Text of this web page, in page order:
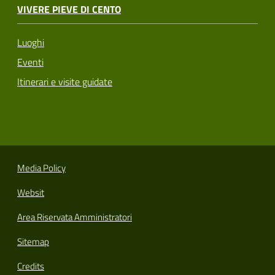
VIVERE PIEVE DI CENTO
Luoghi
Eventi
Itinerari e visite guidate
Media Policy
Websit
Area Riservata Amministratori
Sitemap
Credits